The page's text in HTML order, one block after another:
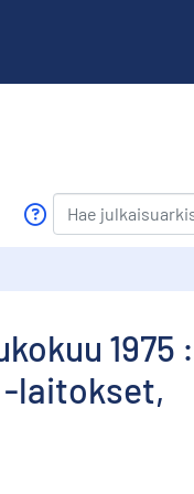
1975
-laitokset,